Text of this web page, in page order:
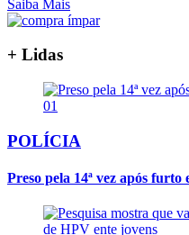
Saiba Mais
+ Lidas
01
POLÍCIA
Preso pela 14ª vez após